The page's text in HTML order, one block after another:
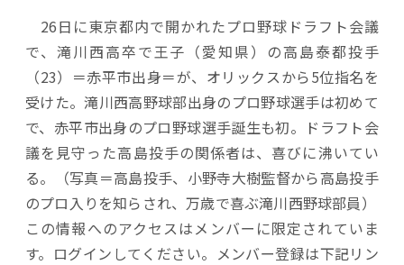
26日に東京都内で開かれたプロ野球ドラフト会議
で、滝川西高卒で王子（愛知県）の高島泰都投手
（23）＝赤平市出身＝が、オリックスから5位指名を
受けた。滝川西高野球部出身のプロ野球選手は初めて
で、赤平市出身のプロ野球選手誕生も初。ドラフト会
議を見守った高島投手の関係者は、喜びに沸いてい
る。（写真＝高島投手、小野寺大樹監督から高島投手
のプロ入りを知らされ、万歳で喜ぶ滝川西野球部員）
この情報へのアクセスはメンバーに限定されていま
す。ログインしてください。メンバー登録は下記リン